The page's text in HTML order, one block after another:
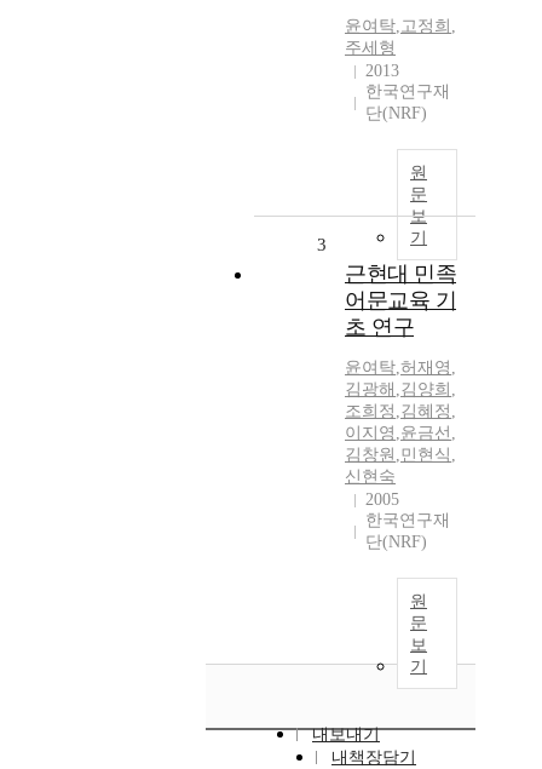
윤여탁,고정희 ,
주세형
2013
한국연구재
단(NRF)
원
문
보
기
3
근현대 민족
어문교육 기
초 연구
윤여탁,허재영 ,
김광해 ,김양희 ,
조희정 ,김혜정 ,
이지영 ,윤금선 ,
김창원 ,민현식 ,
신현숙
2005
한국연구재
단(NRF)
원
문
보
기
내보내기
내책장담기